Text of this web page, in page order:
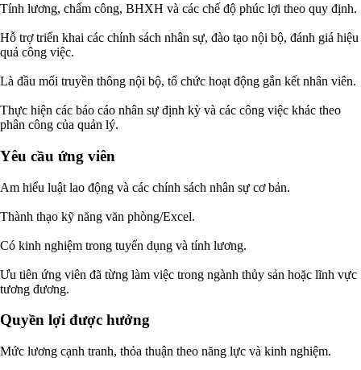
Tính lương, chấm công, BHXH và các chế độ phúc lợi theo quy định.
Hỗ trợ triển khai các chính sách nhân sự, đào tạo nội bộ, đánh giá hiệu
quả công việc.
Là đầu mối truyền thông nội bộ, tổ chức hoạt động gắn kết nhân viên.
Thực hiện các báo cáo nhân sự định kỳ và các công việc khác theo
phân công của quản lý.
Yêu cầu ứng viên
Am hiểu luật lao động và các chính sách nhân sự cơ bản.
Thành thạo kỹ năng văn phòng/Excel.
Có kinh nghiệm trong tuyển dụng và tính lương.
Ưu tiên ứng viên đã từng làm việc trong ngành thủy sản hoặc lĩnh vực
tương đương.
Quyền lợi được hưởng
Mức lương cạnh tranh, thỏa thuận theo năng lực và kinh nghiệm.